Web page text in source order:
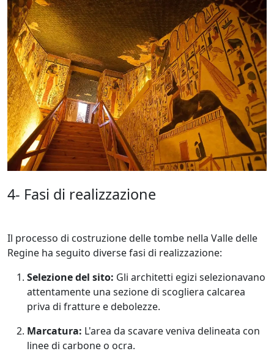
4- Fasi di realizzazione
Il processo di costruzione delle tombe nella Valle delle
Regine ha seguito diverse fasi di realizzazione:
Selezione del sito: Gli architetti egizi selezionavano
attentamente una sezione di scogliera calcarea
priva di fratture e debolezze.
Marcatura: L'area da scavare veniva delineata con
linee di carbone o ocra.